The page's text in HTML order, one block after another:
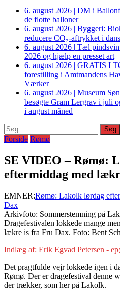
6. august 2026 | DM i
de flotte balloner
6. august 2026 | Byggeri:
reducere CO₂-aftrykket i
6. august 2026 | Tæl pindsvin
2026 og hjælp en presset art
6. august 2026 | GRATIS I
forestilling i Amtmandens
Værker
6. august 2026 | Museum
besøgte Gram Lergrav i juli
i august måned
Søg
efter:
Forside Rømø
SE VIDEO – Rømø:
eftermiddag med
EMNER:Rømø: Lakolk lørdag
Dax
Arkivfoto: Sommerstemning på
Dragefestivalen lokkede mange
lækre is fra Fru Dax. Foto: Bent
Indlæg af: Erik Egvad Petersen -
Det pragtfulde vejr lokkede igen i
Rømø. Der er dragefestival denne
der trækker, som her på Lakolk.